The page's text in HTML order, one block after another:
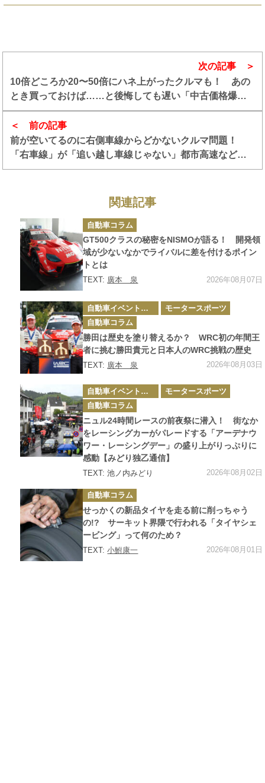
前の記事
前が空いてるのに右側車線からどかないクルマ問題！
「右車線」が「追い越し車線じゃない」都市高速などで
は問題がない行為なのか？
次の記事
10倍どころか20〜50倍にハネ上がったクルマも！ あの
とき買っておけば……と後悔しても遅い「中古価格爆上
げ」国産車４選
関連記事
カ
テ
ゴ
リ
ー
自動車コラム
GT500クラスの秘密をNISMOが語る！ 開発領
域が少ないなかでライバルに差を付けるポイン
トとは
TEXT: 廣本 泉 2026年08月07日
カ
テ
ゴ
リ
ー
自動車イベント・カーイベント
モータースポーツ
自動車コラム
勝田は歴史を塗り替えるか？ WRC初の年間王
者に挑む勝田貴元と日本人のWRC挑戦の歴史
TEXT: 廣本 泉 2026年08月03日
カ
テ
ゴ
リ
ー
自動車イベント・カーイベント
モータースポーツ
自動車コラム
ニュル24時間レースの前夜祭に潜入！ 街なか
をレーシングカーがパレードする「アーデナウ
ワー・レーシングデー」の盛り上がりっぷりに
感動【みどり独乙通信】
TEXT: 池ノ内みどり 2026年08月02日
カ
テ
ゴ
リ
ー
自動車コラム
せっかくの新品タイヤを走る前に削っちゃう
の!? サーキット界隈で行われる「タイヤシェ
ービング」って何のため？
TEXT:小鮒康一 2026年08月01日